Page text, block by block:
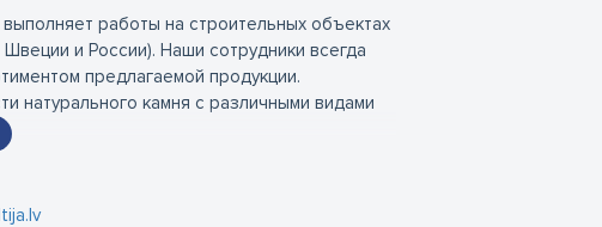
работы на строительных объектах
и России). Наши сотрудники всегда
предлагаемой продукции.
натурального камня с различными видами
обработкой, бучардированный;
бучардированный, с огневой обработкой;